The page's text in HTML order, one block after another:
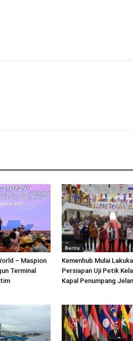
– Maspion
Terminal
Berita
Kemenhub Mulai
Persiapan Uji Petik
Kapal Penumpang